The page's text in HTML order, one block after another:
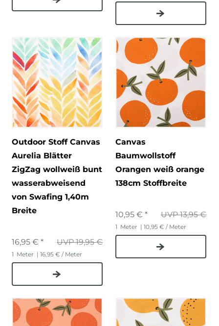
Outdoor Stoff Canvas
Aurelia Blätter
ZigZag wollweiß bunt
wasserabweisend
von Swafing 1,40m
Breite
UVP 19,95 €
16,95 € *
1 Meter | 16,95 € / Meter
Canvas
Baumwollstoff
Orangen weiß orange
138cm Stoffbreite
UVP 13,95 €
10,95 € *
1 Meter | 10,95 € / Meter